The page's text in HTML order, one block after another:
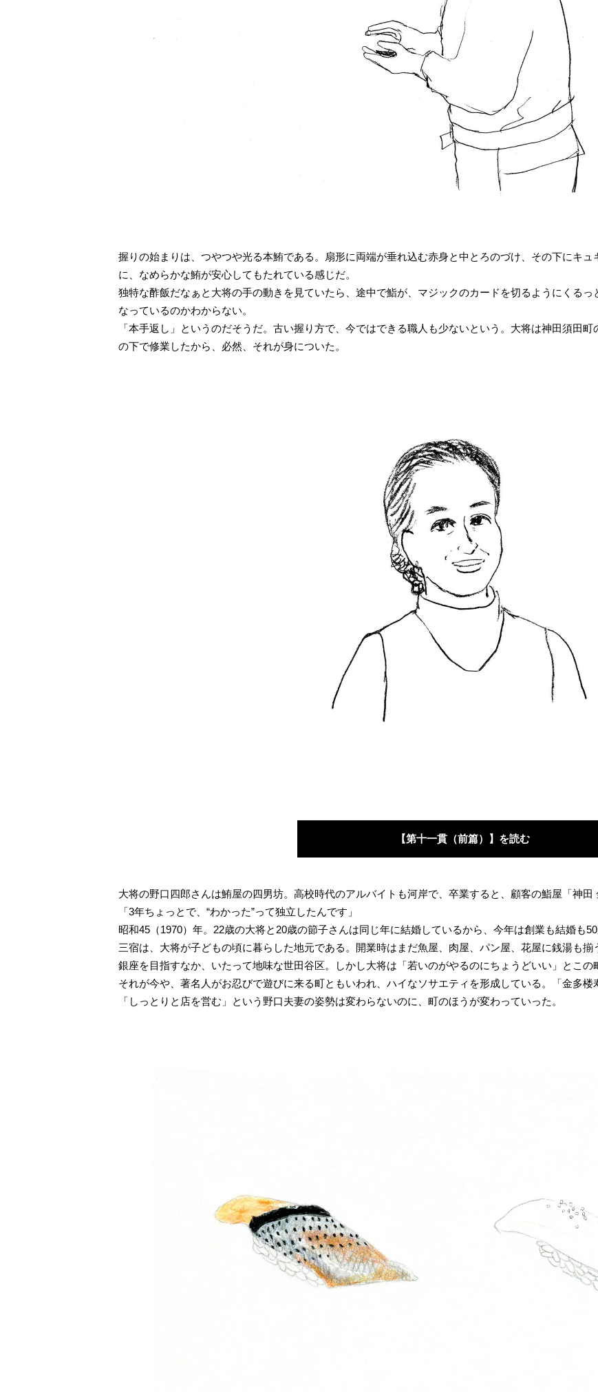
握りの始まりは、つやつや光る本鮪である。扇形に両端が垂れ込む赤身と中とろのづけ、その下にキ
に、なめらかな鮪が安心してもたれている感じだ。
独特な酢飯だなぁと大将の手の動きを見ていたら、途中で鮨が、マジックのカードを切るようにくる
なっているのかわからない。
「本手返し」というのだそうだ。古い握り方で、今ではできる職人も少ないという。大将は神田須田
の下で修業したから、必然、それが身についた。
【第十一貫（前篇）】を読む
大将の野口四郎さんは鮪屋の四男坊。高校時代のアルバイトも河岸で、卒業すると、顧客の鮨屋「神田
「3年ちょっとで、“わかった”って独立したんです」
昭和45（1970）年。22歳の大将と20歳の節子さんは同じ年に結婚しているから、今年は創業も結婚も50
三宿は、大将が子どもの頃に暮らした地元である。開業時はまだ魚屋、肉屋、パン屋、花屋に銭湯も
銀座を目指すなか、いたって地味な世田谷区。しかし大将は「若いのがやるのにちょうどいい」とこの
それが今や、著名人がお忍びで遊びに来る町ともいわれ、ハイなソサエティを形成している。「金多
「しっとりと店を営む」という野口夫妻の姿勢は変わらないのに、町のほうが変わっていった。